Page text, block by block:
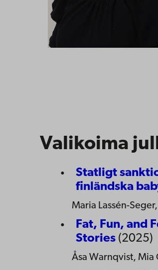
Valikoima
Statligt
finländska
Maria Lassén-
Fat, Fun, and
Stories (2025)
Åsa Warnqvist, Mia